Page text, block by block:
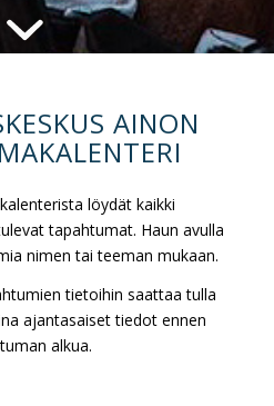
AINON
löydät kaikki
tapahtumat. Haun avulla
nimen tai teeman mukaan.
tietoihin saattaa tulla
ajantasaiset tiedot ennen
alkua.